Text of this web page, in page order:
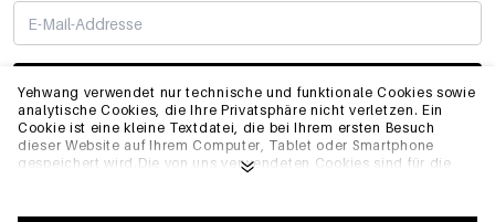
Yehwang verwendet nur technische und funktionale Cookies sowie
analytische Cookies, die Ihre Privatsphäre nicht verletzen. Ein
Cookie ist eine kleine Textdatei, die bei Ihrem ersten Besuch
dieser Website auf Ihrem Computer, Tablet oder Smartphone
gespeichert wird.Die von uns verwendeten Cookies sind für die
Website, ordnungsgemäß zu funktionieren und z.B. Ihre
ABONNIEREN
INFO